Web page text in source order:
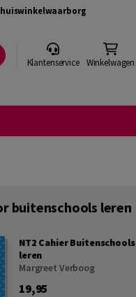
Klantenservice Winkelwagen
buitenschools leren
NT2 Cahier Buitenschools
leren
Margreet Verboog
19,95